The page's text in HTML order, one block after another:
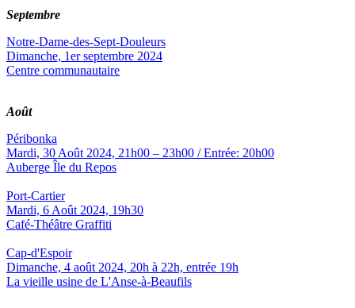
Septembre
Notre-Dame-des-Sept-Douleurs
Dimanche, 1er septembre 2024
Centre communautaire
Août
Péribonka
Mardi, 30 Août 2024, 21h00 – 23h00 / Entrée: 20h00
Auberge Île du Repos
Port-Cartier
Mardi, 6 Août 2024, 19h30
Café-Théâtre Graffiti
Cap-d'Espoir
Dimanche, 4 août 2024, 20h à 22h, entrée 19h
La vieille usine de L'Anse-à-Beaufils